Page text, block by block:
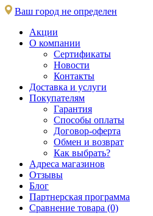
Ваш город не определен
Акции
О компании
Сертификаты
Новости
Контакты
Доставка и услуги
Покупателям
Гарантия
Способы оплаты
Договор-оферта
Обмен и возврат
Как выбрать?
Адреса магазинов
Отзывы
Блог
Партнерская программа
Сравнение товара (0)